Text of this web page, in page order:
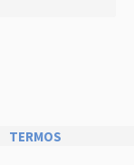
TERMOS